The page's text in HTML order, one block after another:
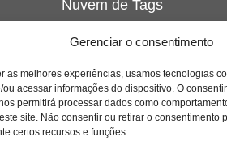
Gerenciar o consentimento
as melhores experiências, usamos tecnologias
ou acessar informações do dispositivo. O
permitirá processar dados como
site. Não consentir ou retirar o consentimento
certos recursos e funções.
Nuvem de Tags
crianca cuidado cultura depressao
educação
freud infância insight jung
loucura luto maternidade